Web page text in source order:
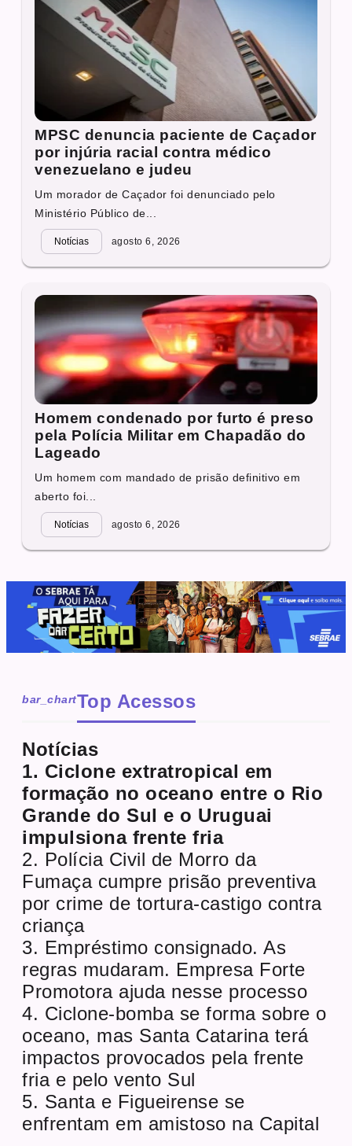
MPSC denuncia paciente de Caçador
por injúria racial contra médico
venezuelano e judeu
Um morador de Caçador foi denunciado pelo
Ministério Público de...
Notícias agosto 6, 2026
Homem condenado por furto é preso
pela Polícia Militar em Chapadão do
Lageado
Um homem com mandado de prisão definitivo em
aberto foi...
Notícias agosto 6, 2026
bar_chartTop Acessos
Notícias
1. Ciclone extratropical em
formação no oceano entre o Rio
Grande do Sul e o Uruguai
impulsiona frente fria
2. Polícia Civil de Morro da
Fumaça cumpre prisão preventiva
por crime de tortura-castigo contra
criança
3. Empréstimo consignado. As
regras mudaram. Empresa Forte
Promotora ajuda nesse processo
4. Ciclone-bomba se forma sobre o
oceano, mas Santa Catarina terá
impactos provocados pela frente
fria e pelo vento Sul
5. Santa e Figueirense se
enfrentam em amistoso na Capital